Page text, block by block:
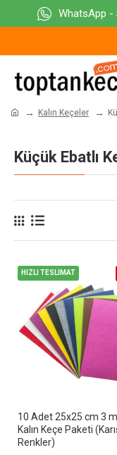
WhatsApp -
Kalın Keçeler
Küçük Ebatlı
HIZLI TESLİMAT
10 Adet 25x25 cm 3
Kalın Keçe Paketi
Renkler)